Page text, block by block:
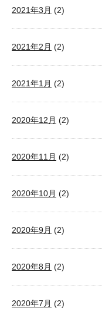
2021年3月 (2)
2021年2月 (2)
2021年1月 (2)
2020年12月 (2)
2020年11月 (2)
2020年10月 (2)
2020年9月 (2)
2020年8月 (2)
2020年7月 (2)